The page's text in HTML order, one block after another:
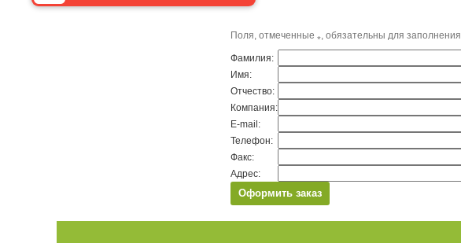
Поля, отмеченные * , обязательны для заполнения.
Фамилия:
Имя:
Отчество:
Компания:
E-mail:
Телефон:
Факс:
Адрес: